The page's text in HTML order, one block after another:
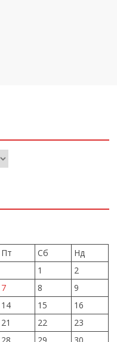
Пт Сб
Нд
1
2
7 8
9
14 15
16
21 22
23